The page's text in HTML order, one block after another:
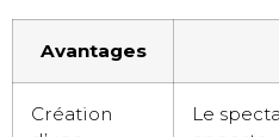
Avantages
Création
Le